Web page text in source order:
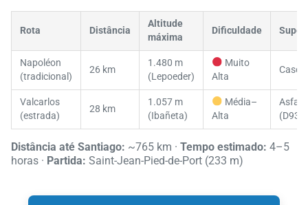
Rota Distância
Altitude
máxima
Dificuldade
Napoléon
(tradicional)
26 km
1.480 m
(Lepoeder)
Muito
Alta
Valcarlos
(estrada)
28 km
1.057 m
(Ibañeta)
Média–
Alta
Distância até Santiago: ~765 km · Tempo estimado: 4–5
horas · Partida: Saint-Jean-Pied-de-Port (233 m)